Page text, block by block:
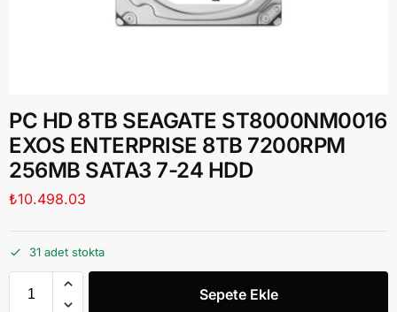
PC HD 8TB SEAGATE ST8000NM0016
EXOS ENTERPRISE 8TB 7200RPM
256MB SATA3 7-24 HDD
₺10.498.03
31 adet stokta
Sepete Ekle